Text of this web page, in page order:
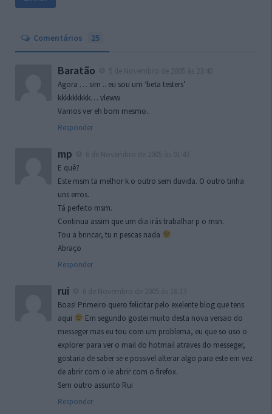
Comentários 25
Baratão
Agora … sim .. eu sou um ‘beta testers’
kkkkkkkkk… vleww
Vamos ver eh bom mesmo..
Responder
mp
E quê?
Este msm ta melhor k o outro sem duvida. O outro tinha
uns erros.
Tá perfeito msm.
Continua assim que um dia irás trabalhar p o msn.
Tou a brincar, tu n pescas nada
Abraço
Responder
rui
Boas! Primeiro quero felicitar pelo exelente blog que tens
aqui
Em segundo gostei muito desta nova versao do
messeger mas eu tou com um problema, eu que so uso o
explorer para ver o mail do hotmail atraves do messeger,
gostaria de saber se e possivel alterar algo para este em vez
de abrir com o ie abrir com o firefox.
Sem outro assunto Rui
Responder